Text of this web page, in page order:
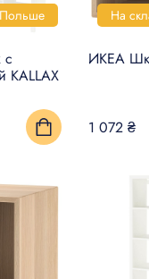
с
KALLAX
На
ИКЕА
1 072 ₴